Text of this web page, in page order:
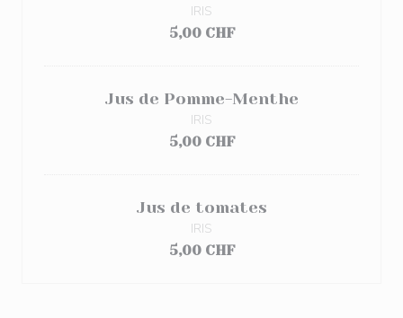
IRIS
5,00 CHF
Jus de Pomme-Menthe
IRIS
5,00 CHF
Jus de tomates
IRIS
5,00 CHF